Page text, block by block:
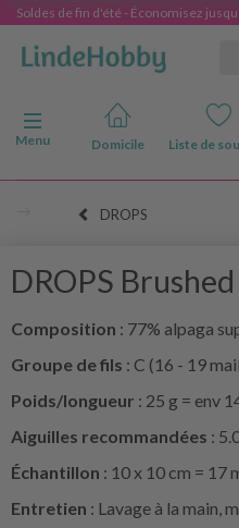
Soldes de fin d'été - Économisez
Basculer la navigation
Menu
Domicile Liste de
DROPS
DROPS
Composition : 77% alpaga
Groupe de fils : C (16 - 19
Poids/longueur : 25 g = env
Aiguilles recommandées :
Échantillon : 10 x 10 cm = 17
Entretien : Lavage à la main,